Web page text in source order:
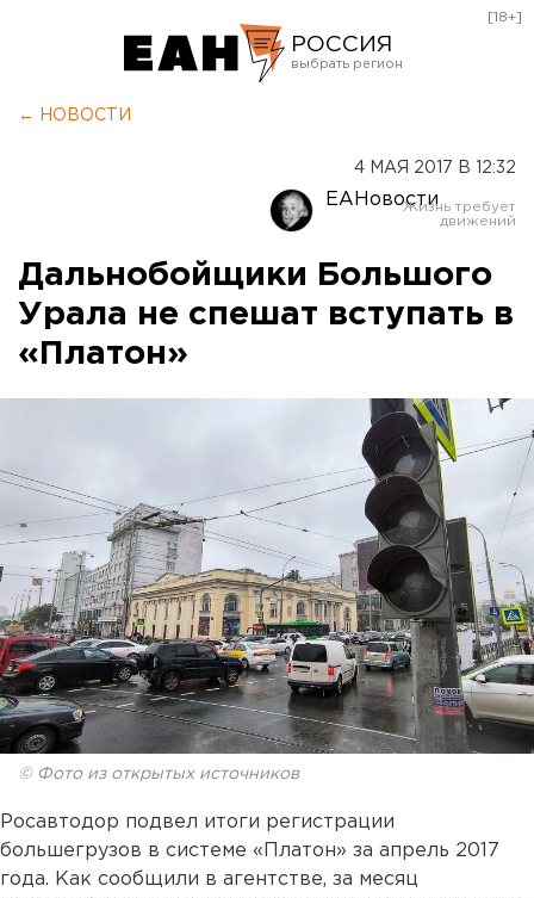
РОССИЯ
Оренбург
[18+]
← НОВОСТИ
4 МАЯ 2017 В 12:32
ЕАНовости
Дальнобойщики Большого
Урала не спешат вступать в
«Платон»
© Фото из открытых источников
Росавтодор подвел итоги регистрации
большегрузов в системе «Платон» за апрель 2017
года. Как сообщили в агентстве, за месяц